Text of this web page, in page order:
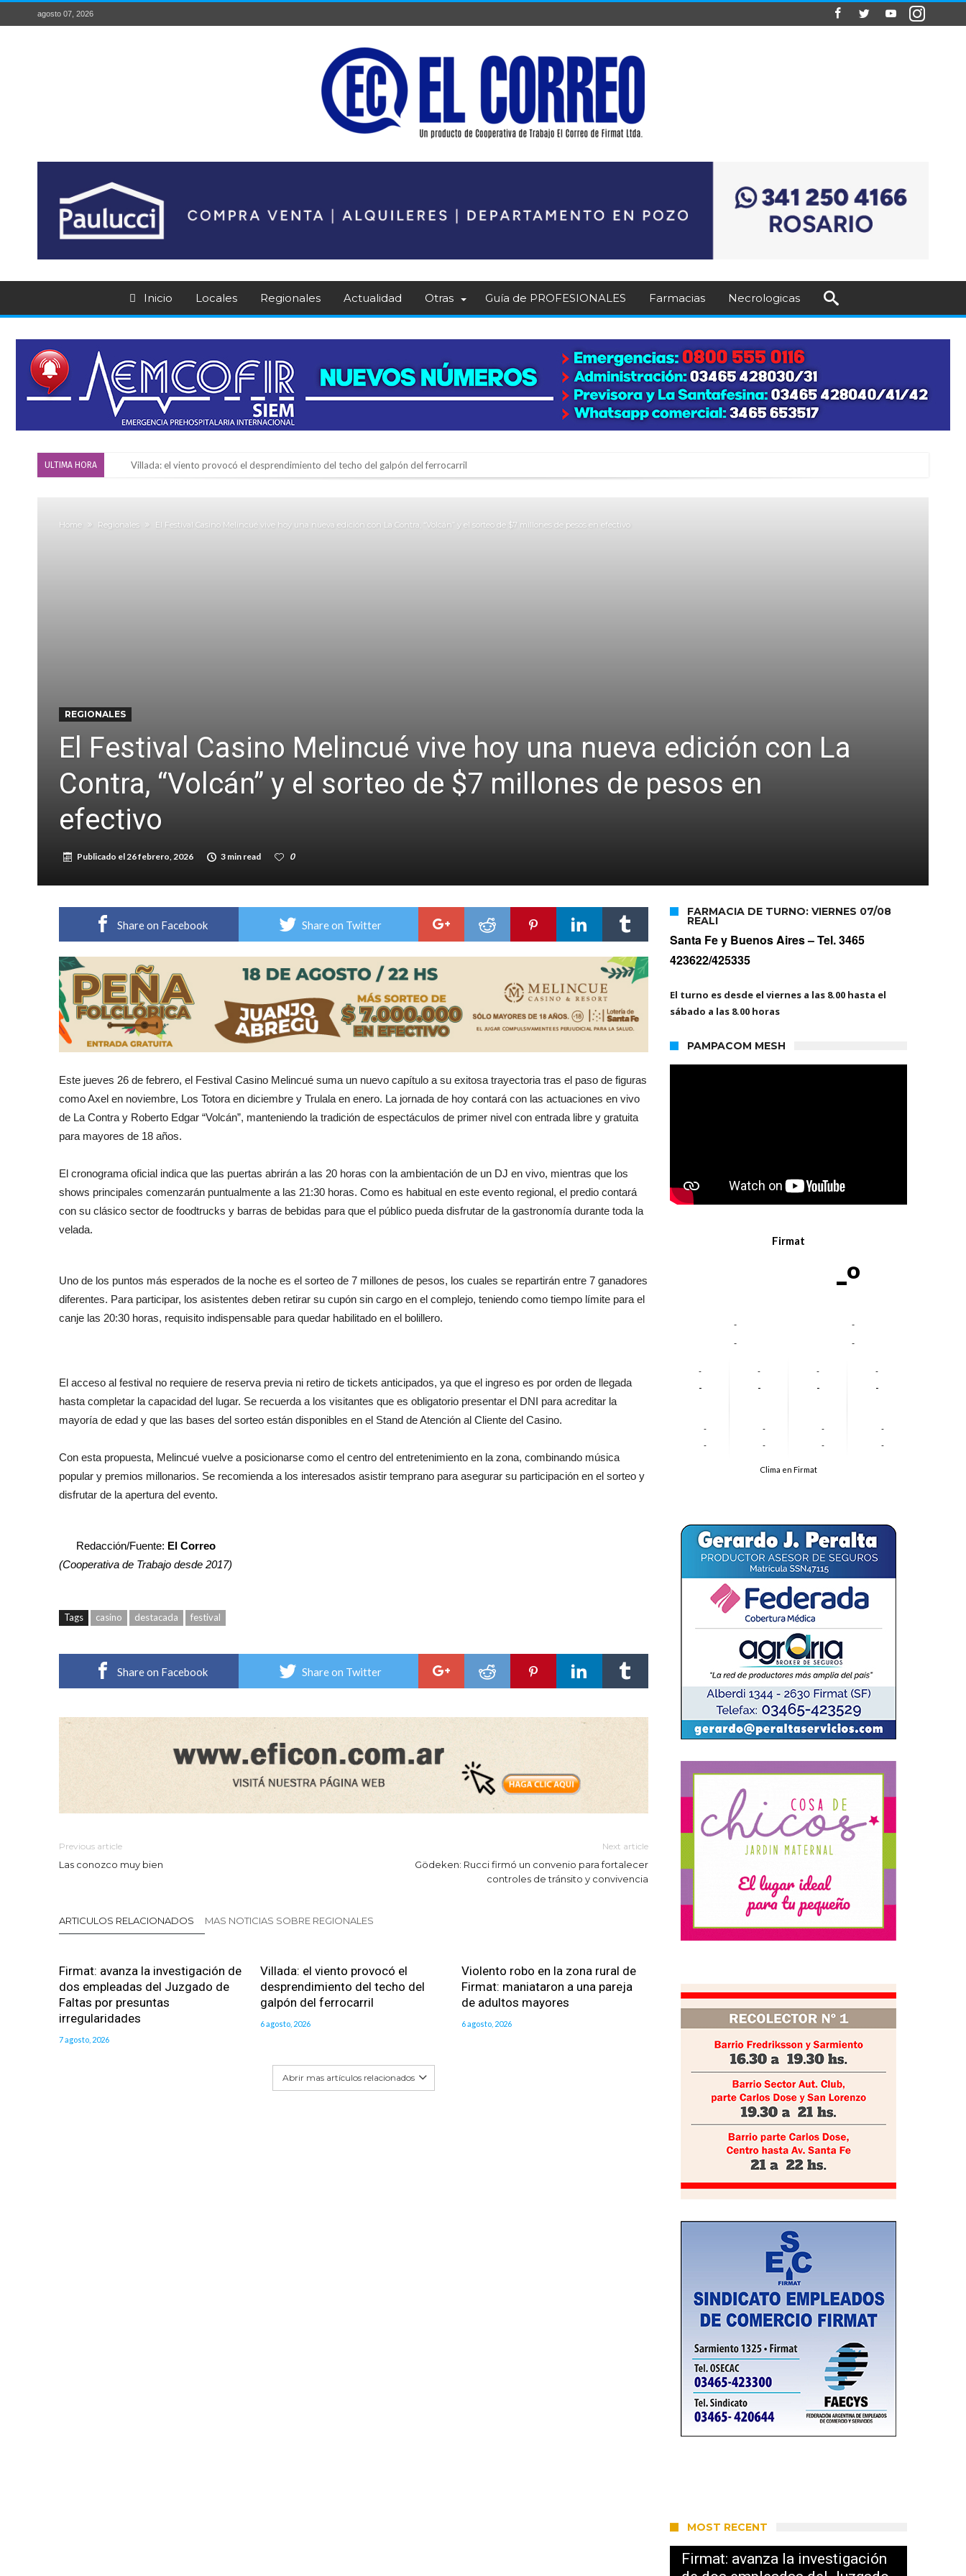
agosto 07, 2026
Inicio Locales Regionales Actualidad Otras Guía de PROFESIONALES Farmacias Necrologicas
ULTIMA HORA Villada: el viento provocó el desprendimiento del techo del galpón del ferrocarril
Home Regionales El Festival Casino Melincué vive hoy una nueva edición con La Contra, “Volcán” y el sorteo de $7 millones de pesos en efectivo
REGIONALES
El Festival Casino Melincué vive hoy una nueva edición con La
Contra, “Volcán” y el sorteo de $7 millones de pesos en
efectivo
Publicado el26 febrero, 2026 3 min read 0
Share on Facebook Share on Twitter
Este jueves 26 de febrero, el Festival Casino Melincué suma un nuevo capítulo a su exitosa trayectoria tras el paso de figuras
como Axel en noviembre, Los Totora en diciembre y Trulala en enero. La jornada de hoy contará con las actuaciones en vivo
de La Contra y Roberto Edgar “Volcán”, manteniendo la tradición de espectáculos de primer nivel con entrada libre y gratuita
para mayores de 18 años.
El cronograma oficial indica que las puertas abrirán a las 20 horas con la ambientación de un DJ en vivo, mientras que los
shows principales comenzarán puntualmente a las 21:30 horas. Como es habitual en este evento regional, el predio contará
con su clásico sector de foodtrucks y barras de bebidas para que el público pueda disfrutar de la gastronomía durante toda la
velada.
Uno de los puntos más esperados de la noche es el sorteo de 7 millones de pesos, los cuales se repartirán entre 7 ganadores
diferentes. Para participar, los asistentes deben retirar su cupón sin cargo en el complejo, teniendo como tiempo límite para el
canje las 20:30 horas, requisito indispensable para quedar habilitado en el bolillero.
El acceso al festival no requiere de reserva previa ni retiro de tickets anticipados, ya que el ingreso es por orden de llegada
hasta completar la capacidad del lugar. Se recuerda a los visitantes que es obligatorio presentar el DNI para acreditar la
mayoría de edad y que las bases del sorteo están disponibles en el Stand de Atención al Cliente del Casino.
Con esta propuesta, Melincué vuelve a posicionarse como el centro del entretenimiento en la zona, combinando música
popular y premios millonarios. Se recomienda a los interesados asistir temprano para asegurar su participación en el sorteo y
disfrutar de la apertura del evento.
Redacción/Fuente: El Correo
(Cooperativa de Trabajo desde 2017)
Tags casino destacada festival
Share on Facebook Share on Twitter
Previous article
Las conozco muy bien
Next article
Gödeken: Rucci firmó un convenio para fortalecer
controles de tránsito y convivencia
ARTICULOS RELACIONADOS MAS NOTICIAS SOBRE REGIONALES
Firmat: avanza la investigación de
dos empleadas del Juzgado de
Faltas por presuntas
irregularidades
7 agosto, 2026
Villada: el viento provocó el
desprendimiento del techo del
galpón del ferrocarril
6 agosto, 2026
Violento robo en la zona rural de
Firmat: maniataron a una pareja
de adultos mayores
6 agosto, 2026
Abrir mas artículos relacionados
FARMACIA DE TURNO: VIERNES 07/08
REALI
Santa Fe y Buenos Aires –Tel. 3465
423622/425335
El turno es desde el viernes a las 8.00 hasta el
sábado a las 8.00 horas
PAMPACOM MESH
Firmat
-º
-
-
-
-
-
-
-
-
-
-
-
-
-
-
-
-
-
-
-
-
Clima en Firmat
MOST RECENT
Firmat: avanza la investigación